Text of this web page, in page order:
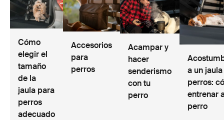
Cómo
elegir el
tamaño
de la
jaula para
perros
adecuado
Accesorios
para
perros
Acampar y
hacer
senderismo
con tu
perro
a un
perros:
entrenar
perro